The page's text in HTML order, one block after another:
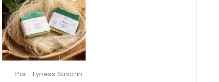
Par : Tyness Savonnerie